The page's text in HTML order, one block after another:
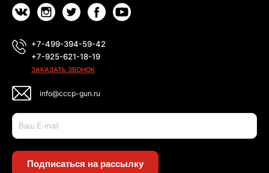
+7-499-394-59-42
+7-925-621-18-19
ЗАКАЗАТЬ ЗВОНОК
info@cccp-gun.ru
Подписаться на рассылку